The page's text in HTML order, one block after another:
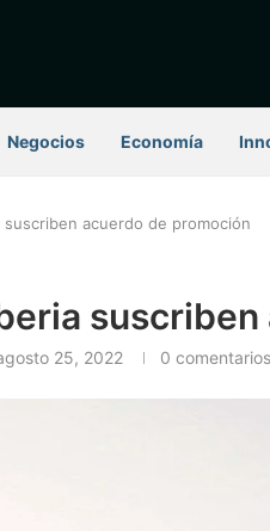
Negocios Economía
suscriben acuerdo de promoción
25, 2022 0 comentarios